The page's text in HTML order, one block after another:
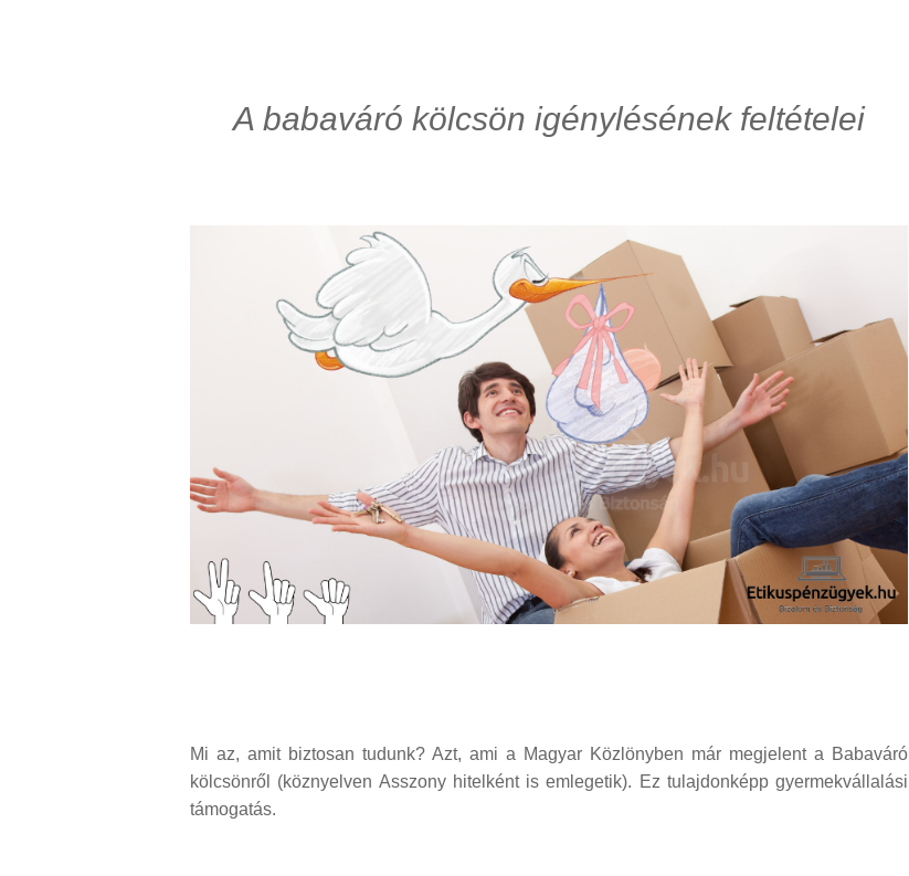
A babaváró kölcsön igénylésének feltételei
Mi az, amit biztosan tudunk? Azt, ami a Magyar Közlönyben már megjelent a Babaváró
kölcsönről (köznyelven Asszony hitelként is emlegetik). Ez tulajdonképp gyermekvállalási
támogatás.